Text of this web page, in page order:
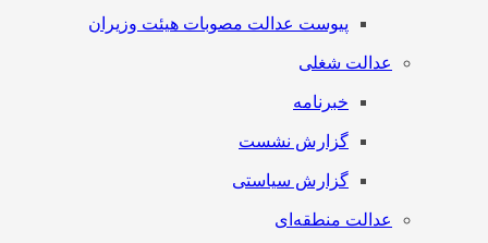
پیوست عدالت مصوبات هیئت وزیران
عدالت شغلی
خبرنامه
گزارش نشست
گزارش سیاستی
عدالت منطقه‌ای